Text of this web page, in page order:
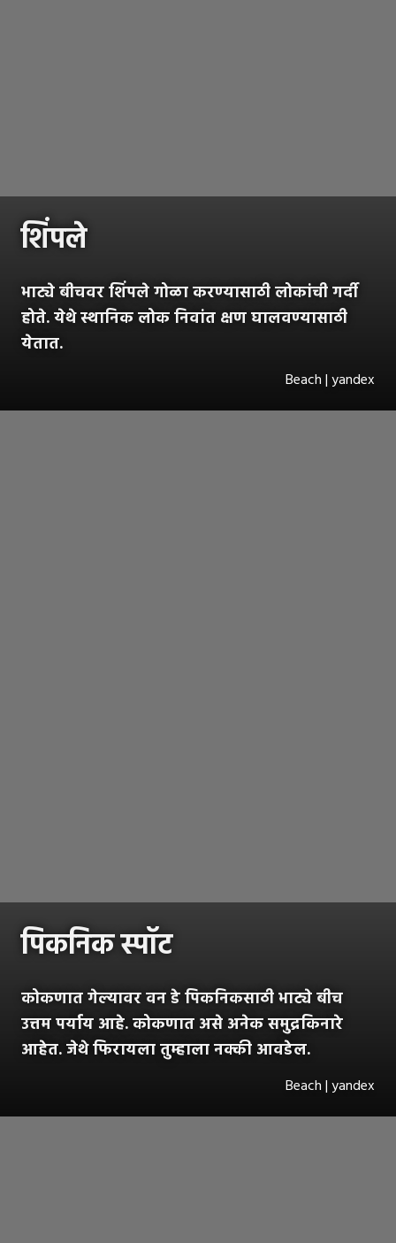
शिंपले
भाट्ये बीचवर शिंपले गोळा करण्यासाठी लोकांची गर्दी
होते. येथे स्थानिक लोक निवांत क्षण घालवण्यासाठी
येतात.
Beach | yandex
पिकनिक स्पॉट
कोकणात गेल्यावर वन डे पिकनिकसाठी भाट्ये बीच
उत्तम पर्याय आहे. कोकणात असे अनेक समुद्रकिनारे
आहेत. जेथे फिरायला तुम्हाला नक्की आवडेल.
Beach | yandex